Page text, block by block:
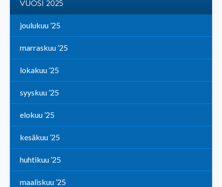
VUOSI 2025
joulukuu ’25
marraskuu ’25
lokakuu ’25
syyskuu ’25
elokuu ’25
kesäkuu ’25
huhtikuu ’25
maaliskuu ’25